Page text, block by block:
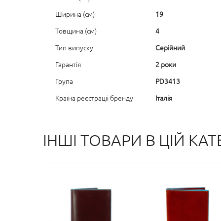
Ширина (см)
19
Товщина (см)
4
Тип випуску
Серійний
Гарантія
2 роки
Група
PD3413
Країна реєстрації бренду
Італія
ІНШІ ТОВАРИ В ЦІЙ